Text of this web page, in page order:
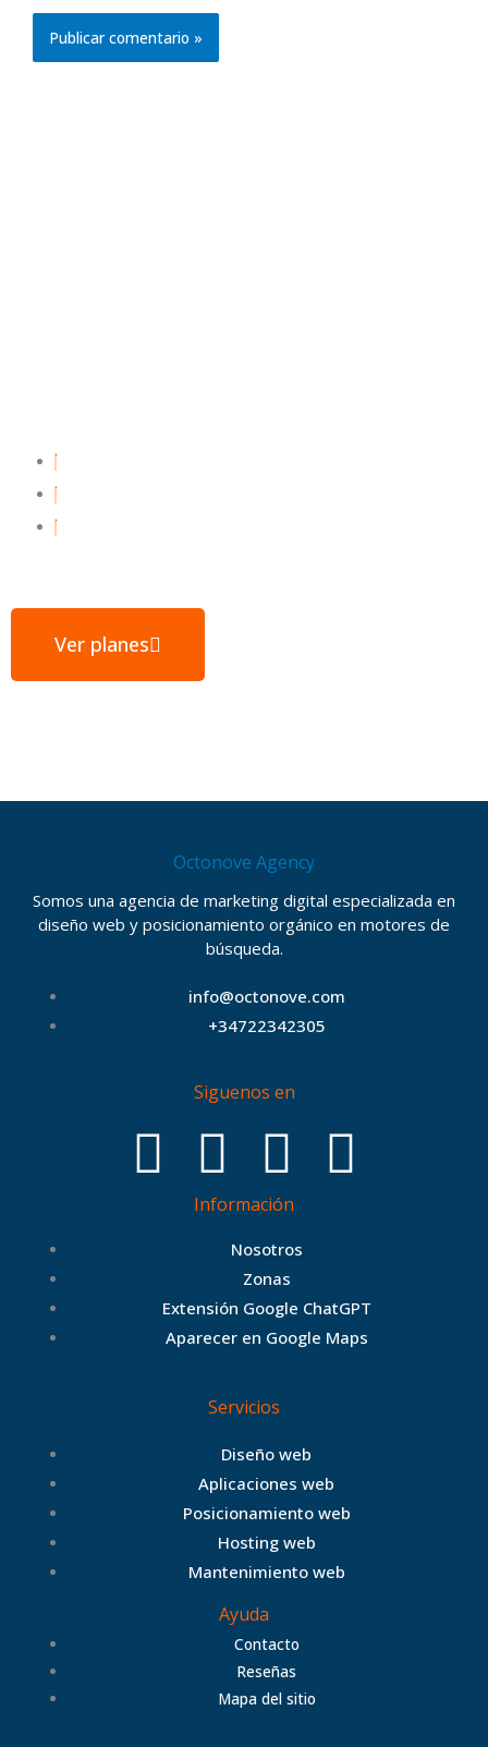
Ver planes
Octonove Agency
Somos una agencia de marketing digital especializada en
diseño web y posicionamiento orgánico en motores de
búsqueda.
info@octonove.com
+34722342305
Siguenos en
F
c
T
w
i
t
t
e
r
I
n
s
t
a
g
r
a
B
h
c
Información
Nosotros
Zonas
Extensión Google ChatGPT
Aparecer en Google Maps
Servicios
Diseño web
Aplicaciones web
Posicionamiento web
Hosting web
Mantenimiento web
Ayuda
Contacto
Reseñas
Mapa del sitio